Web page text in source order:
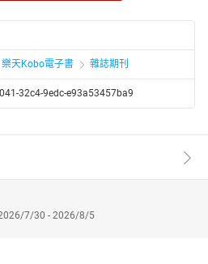
挺！
，以及被流行一昧地牽著走的趨勢，
大的動盪，台灣的潮流文化也難逃這
不可分之關聯的街頭品牌，也紛紛從
以10月號便以台牌〈START FROM
再一次重回不滅台牌魂的懷抱！
嘻哈名人的仿裝教學
樂天Kobo電子書 雜誌期刊
32c4-9edc-e93a53457ba9
7/30 - 2026/8/5